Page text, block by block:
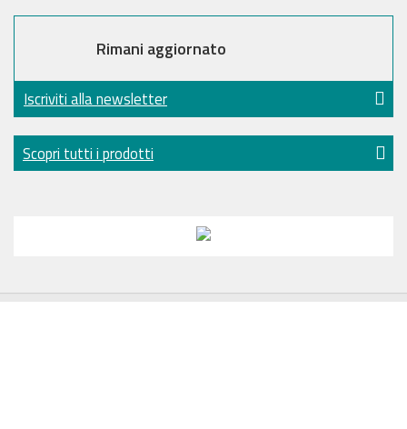
Rimani aggiornato
Iscriviti alla newsletter
Scopri tutti i prodotti